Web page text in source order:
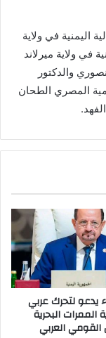
اليمنية في ولاية
في ولاية ميرلاند
والدكتور
المصري الطحان
يدعو لتحرك عربي
الممرات البحرية
القومي العربي